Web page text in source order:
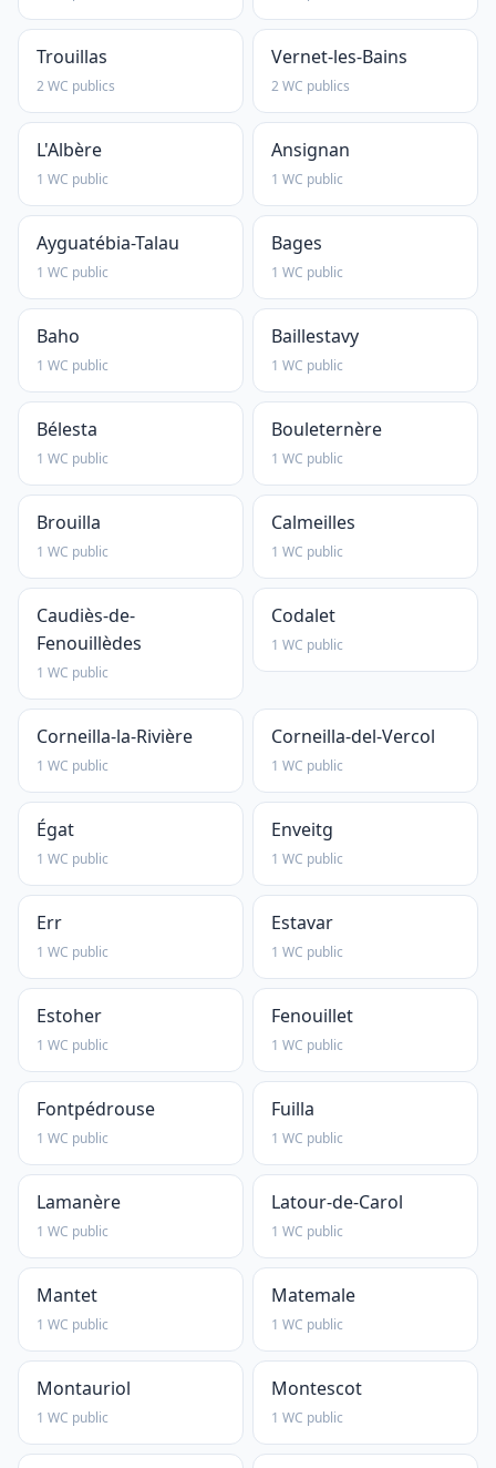
Trouillas
2 WC publics
Vernet-les-Bains
2 WC publics
L'Albère
1 WC public
Ansignan
1 WC public
Ayguatébia-Talau
1 WC public
Bages
1 WC public
Baho
1 WC public
Baillestavy
1 WC public
Bélesta
1 WC public
Bouleternère
1 WC public
Brouilla
1 WC public
Calmeilles
1 WC public
Caudiès-de-
Fenouillèdes
1 WC public
Codalet
1 WC public
Corneilla-la-Rivière
1 WC public
Corneilla-del-Vercol
1 WC public
Égat
1 WC public
Enveitg
1 WC public
Err
1 WC public
Estavar
1 WC public
Estoher
1 WC public
Fenouillet
1 WC public
Fontpédrouse
1 WC public
Fuilla
1 WC public
Lamanère
1 WC public
Latour-de-Carol
1 WC public
Mantet
1 WC public
Matemale
1 WC public
Montauriol
1 WC public
Montescot
1 WC public